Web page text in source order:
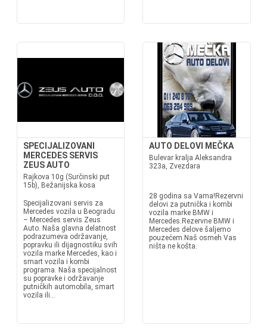
SPECIJALIZOVANI
MERCEDES SERVIS
ZEUS AUTO
Rajkova 10g (Surčinski put
15b), Bežanijska kosa
Specijalizovani servis za
Mercedes vozila u Beogradu
– Mercedes servis Zeus
Auto. Naša glavna delatnost
podrazumeva održavanje,
popravku ili dijagnostiku svih
vozila marke Mercedes, kao i
smart vozila i kombi
programa. Naša specijalnost
su popravke i održavanje
putničkih automobila, smart
vozila ili...
AUTO DELOVI MEČKA
Bulevar kralja Aleksandra
323a, Zvezdara
28 godina sa Vama!Rezervni
delovi za putnička i kombi
vozila marke BMW i
Mercedes.Rezervne BMW i
Mercedes delove šaljemo
pouzećem.Naš osmeh Vas
ništa ne košta.